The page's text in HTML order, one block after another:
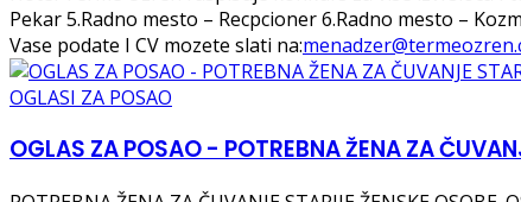
Pekar 5.Radno mesto – Recpcioner 6.Radno mesto –
Vase podate I CV mozete slati na:
OGLASI ZA POSAO
OGLAS ZA POSAO - POTREBNA ŽENA ZA